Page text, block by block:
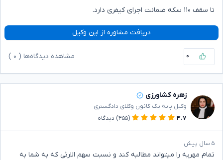
تا سقف ۱۱۰ سکه ضمانت اجرای کیفری دارد.
دریافت مشاوره از این وکیل
۰ مشاهده دیدگاه‌ها ( ۰
زهره کشاورزی
وکیل پایه یک کانون وکلای دادگستری
۴.۷
(۴۵۵) دیدگاه
۵ سال پیش
تمام مهریه را میتواند مطالبه کند و نسبت سهم الارثی که به شما به